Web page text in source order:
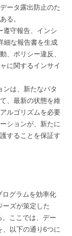
ータ露出防止のた
る。
遵守報告、インシ
細な報告書を生成
、ポリシー違反、
に関するインサイ
ンは、新たなパタ
、最新の状態を維
ルゴリズムを必要
ションが、新たに
することを保証す
ログラムを効率化
ズが策定した
ここでは、デー
、以下の通り6つに